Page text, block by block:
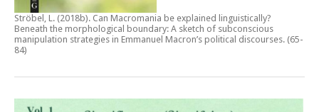
Ströbel, L. (2018b). Can Macromania be explained linguistically?
Beneath the morphological boundary: A sketch of subconscious
manipulation strategies in Emmanuel Macron’s political discourses. (65-
84)